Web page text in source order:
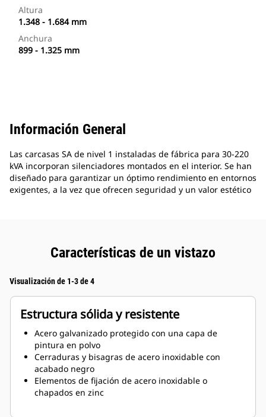
Altura
1.348 - 1.684 mm
Anchura
899 - 1.325 mm
Información General
Las carcasas SA de nivel 1 instaladas de fábrica para 30-220
kVA incorporan silenciadores montados en el interior. Se han
diseñado para garantizar un óptimo rendimiento en entornos
exigentes, a la vez que ofrecen seguridad y un valor estético
Características de un vistazo
Visualización de 1-3 de 4
Estructura sólida y resistente
Acero galvanizado protegido con una capa de
pintura en polvo
Cerraduras y bisagras de acero inoxidable con
acabado negro
Elementos de fijación de acero inoxidable o
chapados en zinc